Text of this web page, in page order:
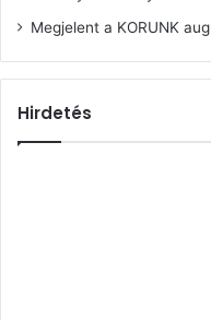
Megjelent a KORUNK
Hirdetés